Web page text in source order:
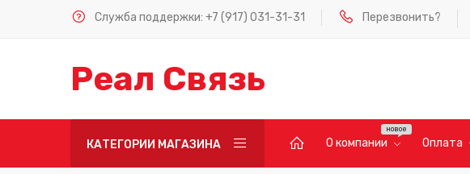
Служба поддержки: +7 (917) 031-31-31 Перезвонить?
Реал Связь
КАТЕГОРИИ МАГАЗИНА О компании Оплата